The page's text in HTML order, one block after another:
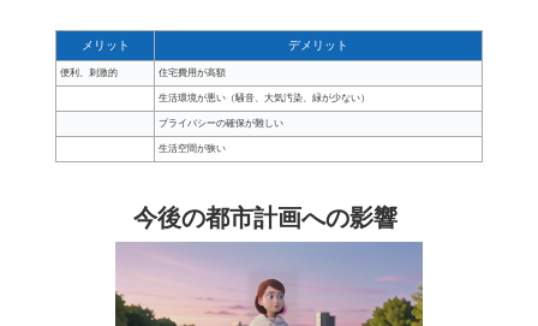
メリット デメリット
便利、刺激的 住宅費用が高額
生活環境が悪い（騒音、大気汚染、緑が少ない）
プライバシーの確保が難しい
生活空間が狭い
今後の都市計画への影響